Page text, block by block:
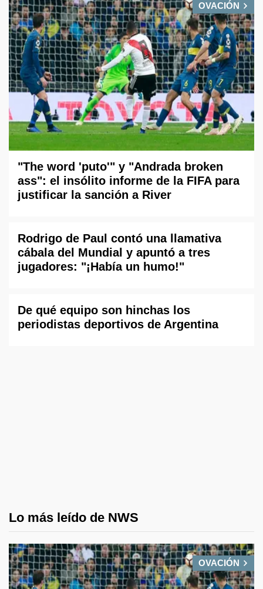
OVACIÓN
"The word 'puto'" y "Andrada broken
ass": el insólito informe de la FIFA para
justificar la sanción a River
Rodrigo de Paul contó una llamativa
cábala del Mundial y apuntó a tres
jugadores: "¡Había un humo!"
De qué equipo son hinchas los
periodistas deportivos de Argentina
Lo más leído de NWS
OVACIÓN